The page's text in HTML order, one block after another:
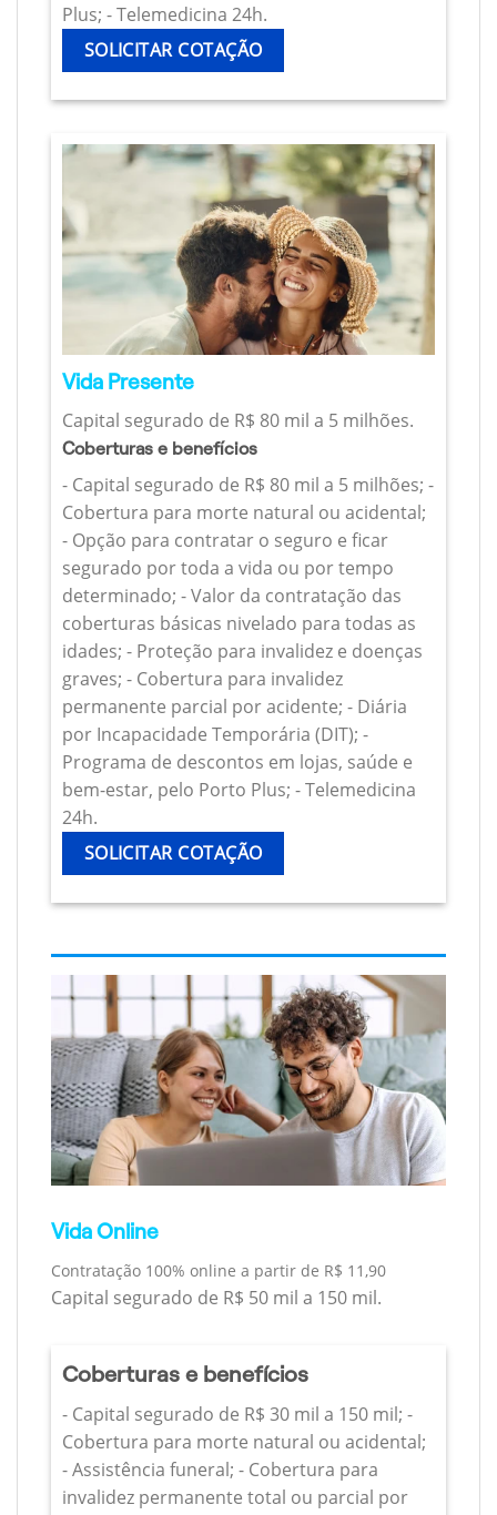
Plus; - Telemedicina 24h.
SOLICITAR COTAÇÃO
Vida Presente
Capital segurado de R$ 80 mil a 5 milhões.
Coberturas e benefícios
- Capital segurado de R$ 80 mil a 5 milhões; -
Cobertura para morte natural ou acidental;
- Opção para contratar o seguro e ficar
segurado por toda a vida ou por tempo
determinado; - Valor da contratação das
coberturas básicas nivelado para todas as
idades; - Proteção para invalidez e doenças
graves; - Cobertura para invalidez
permanente parcial por acidente; - Diária
por Incapacidade Temporária (DIT); -
Programa de descontos em lojas, saúde e
bem-estar, pelo Porto Plus; - Telemedicina
24h.
SOLICITAR COTAÇÃO
Vida Online
Contratação 100% online a partir de R$ 11,90
Capital segurado de R$ 50 mil a 150 mil.
Coberturas e benefícios
- Capital segurado de R$ 30 mil a 150 mil; -
Cobertura para morte natural ou acidental;
- Assistência funeral; - Cobertura para
invalidez permanente total ou parcial por